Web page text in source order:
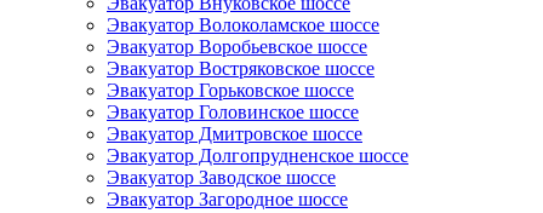
Эвакуатор Волоколамское шоссе
Эвакуатор Воробьевское шоссе
Эвакуатор Востряковское шоссе
Эвакуатор Горьковское шоссе
Эвакуатор Головинское шоссе
Эвакуатор Дмитровское шоссе
Эвакуатор Долгопрудненское шоссе
Эвакуатор Заводское шоссе
Эвакуатор Загородное шоссе